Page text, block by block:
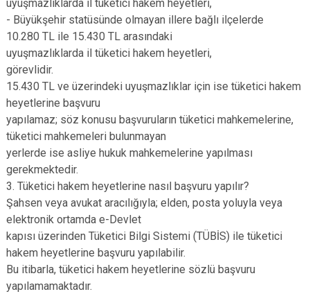
uyuşmazlıklarda il tüketici hakem heyetleri,
- Büyükşehir statüsünde olmayan illere bağlı ilçelerde
10.280 TL ile 15.430 TL arasındaki
uyuşmazlıklarda il tüketici hakem heyetleri,
görevlidir.
15.430 TL ve üzerindeki uyuşmazlıklar için ise tüketici hakem
heyetlerine başvuru
yapılamaz; söz konusu başvuruların tüketici mahkemelerine,
tüketici mahkemeleri bulunmayan
yerlerde ise asliye hukuk mahkemelerine yapılması
gerekmektedir.
3. Tüketici hakem heyetlerine nasıl başvuru yapılır?
Şahsen veya avukat aracılığıyla; elden, posta yoluyla veya
elektronik ortamda e-Devlet
kapısı üzerinden Tüketici Bilgi Sistemi (TÜBİS) ile tüketici
hakem heyetlerine başvuru yapılabilir.
Bu itibarla, tüketici hakem heyetlerine sözlü başvuru
yapılamamaktadır.